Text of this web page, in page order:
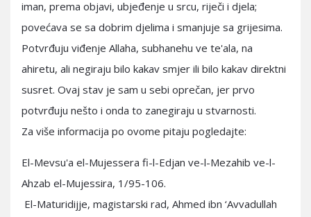
iman, prema objavi, ubjeđenje u srcu, riječi i djela;
povećava se sa dobrim djelima i smanjuje sa grijesima.
Potvrđuju viđenje Allaha, subhanehu ve te'ala, na
ahiretu, ali negiraju bilo kakav smjer ili bilo kakav direktni
susret. Ovaj stav je sam u sebi oprečan, jer prvo
potvrđuju nešto i onda to zanegiraju u stvarnosti.
Za više informacija po ovome pitaju pogledajte:
El-Mevsu'a el-Mujessera fi-l-Edjan ve-l-Mezahib ve-l-
Ahzab el-Mujessira, 1/95-106.
El-Maturidijje, magistarski rad, Ahmed ibn ‘Avvadullah